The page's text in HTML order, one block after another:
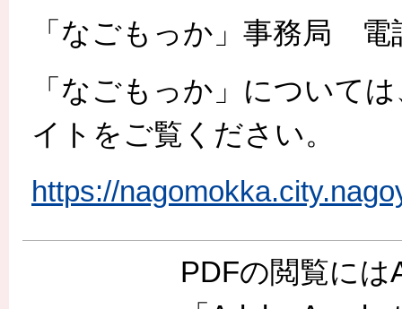
「なごもっか」事務局
「なごもっか」について
イトをご覧ください。
https://
PDFの閲覧に